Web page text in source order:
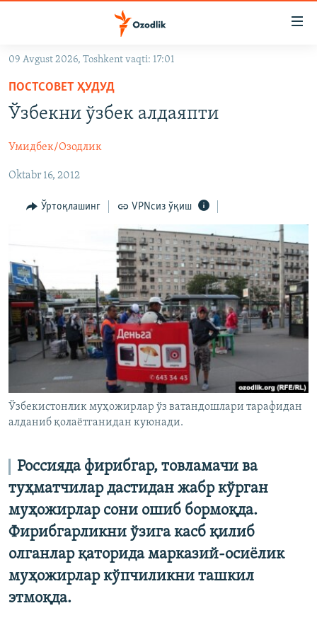
Асосий
навигацияга
ўтинг
Қидиришга
ўтинг
OZODVIDEO
ИЖТИМОИЙ ТАРМОҚЛАР
Озодлик бошқа тилларда
09 Avgust 2026, Toshkent vaqti: 17:01
ПОСТСОВЕТ ҲУДУД
Ўзбекни ўзбек алдаяпти
Умидбек/Озодлик
Oktabr 16, 2012
Ўртоқлашинг VPNсиз ўқиш
Ўзбекистонлик муҳожирлар ўз ватандошлари тарафидан
алданиб қолаётганидан куюнади.
Россияда фирибгар, товламачи ва
туҳматчилар дастидан жабр кўрган
муҳожирлар сони ошиб бормоқда.
Фирибгарликни ўзига касб қилиб
олганлар қаторида марказий-осиёлик
муҳожирлар кўпчиликни ташкил
этмоқда.